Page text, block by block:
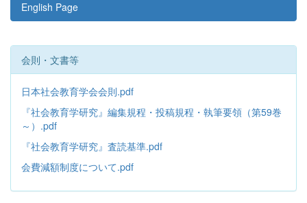
English Page
会則・文書等
日本社会教育学会会則.pdf
『社会教育学研究』編集規程・投稿規程・執筆要領（第59巻
～）.pdf
『社会教育学研究』査読基準.pdf
会費減額制度について.pdf